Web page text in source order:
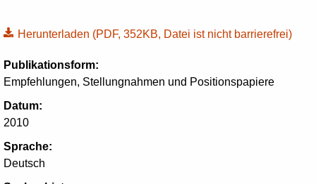
Herunterladen (PDF, 352KB, Datei ist nicht barrierefrei)
Publikationsform:
Empfehlungen, Stellungnahmen und Positionspapiere
Datum:
2010
Sprache:
Deutsch